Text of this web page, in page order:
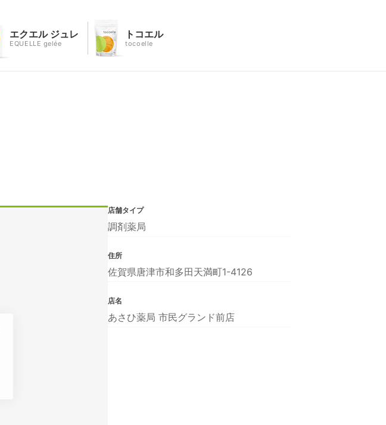
エクエル ジュレ
EQUELLE gelée
トコエル
tocoelle
店舗タイプ
調剤薬局
住所
佐賀県唐津市和多田天満町1-4126
店名
あさひ薬局 市民グランド前店